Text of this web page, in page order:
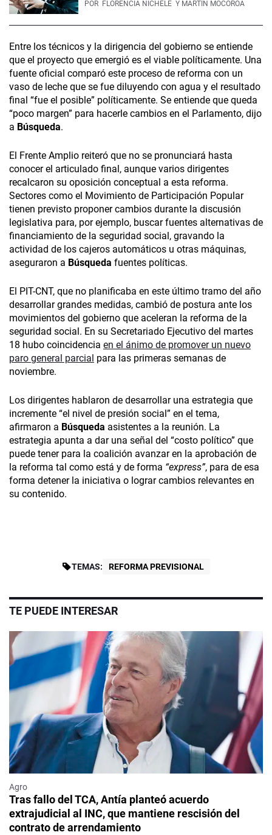
POR FLORENCIA NICHELE Y MARTÍN MOCOROA
Entre los técnicos y la dirigencia del gobierno se entiende
que el proyecto que emergió es el viable políticamente. Una
fuente oficial comparó este proceso de reforma con un
vaso de leche que se fue diluyendo con agua y el resultado
final “fue el posible” políticamente. Se entiende que queda
“poco margen” para hacerle cambios en el Parlamento, dijo
a Búsqueda.
El Frente Amplio reiteró que no se pronunciará hasta
conocer el articulado final, aunque varios dirigentes
recalcaron su oposición conceptual a esta reforma.
Sectores como el Movimiento de Participación Popular
tienen previsto proponer cambios durante la discusión
legislativa para, por ejemplo, buscar fuentes alternativas de
financiamiento de la seguridad social, gravando la
actividad de los cajeros automáticos u otras máquinas,
aseguraron a Búsqueda fuentes políticas.
El PIT-CNT, que no planificaba en este último tramo del año
desarrollar grandes medidas, cambió de postura ante los
movimientos del gobierno que aceleran la reforma de la
seguridad social. En su Secretariado Ejecutivo del martes
18 hubo coincidencia en el ánimo de promover un nuevo
paro general parcial para las primeras semanas de
noviembre.
Los dirigentes hablaron de desarrollar una estrategia que
incremente “el nivel de presión social” en el tema,
afirmaron a Búsqueda asistentes a la reunión. La
estrategia apunta a dar una señal del “costo político” que
puede tener para la coalición avanzar en la aprobación de
la reforma tal como está y de forma “express”, para de esa
forma detener la iniciativa o lograr cambios relevantes en
su contenido.
TEMAS: REFORMA PREVISIONAL
TE PUEDE INTERESAR
Agro
Tras fallo del TCA, Antía planteó acuerdo
extrajudicial al INC, que mantiene rescisión del
contrato de arrendamiento